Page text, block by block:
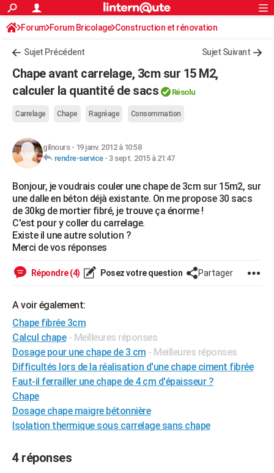
ACTUALITÉS
Politique
Société
Faits Divers
Education
Monde
Villes
+
Programme TV
Streaming
Cinéma
Sorties cinéma
Musique
FINANCE
Retraite
Impôts
Epargne
Immobilier
Risques naturels par ville
Banque
Assurance
Crédit
AUTO
Essais
Réserver un essai
Citadines
Berlines
SUV
Forum auto
HIGH-TECH
Mobiles
Meilleur smartphone
Internet
Ordinateurs
Jeux vidéo
Guide high-tech
+BRICOLAGE
Forum
Aménagement intérieur
Extérieur
Cuisine
Salle de bains
Jardinage
Rangement
WEEK-END
Guides de France
Escapades
Patrimoine
Expositions
Musées
Week-end nature
+LIFESTYLE
Art de vivre
Bien-être
Loisirs
Mode
Modes de vie
SANTE
VOYAGE
BONS PLANS
CARTE DE VOEUX
Carte de Noël
Carte Bonne année
Carte Saint-Valentin
Carte Pâques
Carte d'anniversaire
DICTIONNAIRE
Dictionnaire
Biographies
Citations
Expressions
Proverbes
PROGRAMME TV
S'inscrire
Se connecter
Lycées
Collèges
Primaires
Universités
Entreprises
Service militaire
Avis de recherche
AVIS DE DÉCÈS
Rechercher
S'inscrire
Connexion
Forum Forum Bricolage Construction et rénovation
Sujet Précédent Sujet Suivant
Chape avant carrelage, 3cm sur 15 M2,
calculer la quantité de sacs
Résolu
Carrelage Chape Ragréage Consommation
gilnours- 19 janv. 2012 à 10:58
rendre-service- 3 sept. 2015 à 21:47
Bonjour, je voudrais couler une chape de 3cm sur 15m2, sur
une dalle en béton déjà existante. On me propose 30 sacs
de 30kg de mortier fibré, je trouve ça énorme !
C'est pour y coller du carrelage.
Existe il une autre solution ?
Merci de vos réponses
Répondre (4) Posez votre question Partager
A voir également:
Chape fibrée 3cm
Calcul chape - Meilleures réponses
Dosage pour une chape de 3 cm - Meilleures réponses
Difficultés lors de la réalisation d'une chape ciment fibrée
Faut-il ferrailler une chape de 4 cm d'épaisseur ?
Chape
Dosage chape maigre bétonnière
Isolation thermique sous carrelage sans chape
4 réponses